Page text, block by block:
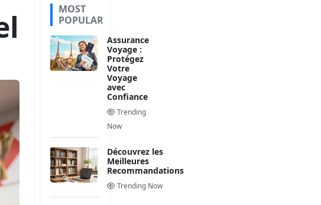
MOST
POPULAR
Assurance
Voyage :
Protégez
Votre
Voyage
avec
Confiance
Trending
Now
Découvrez les
Meilleures
Recommandations
Trending Now